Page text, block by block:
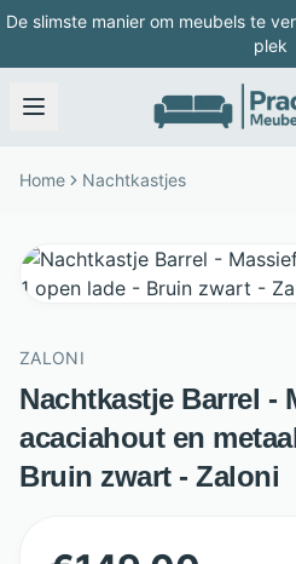
De slimste manier om meubels te
plek
Home Nachtkastjes
ZALONI
Nachtkastje Barrel -
acaciahout en
Bruin zwart - Zaloni